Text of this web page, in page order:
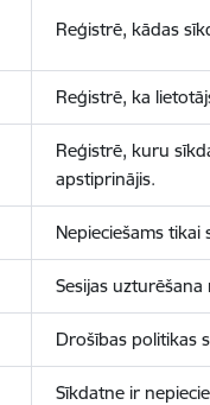
Reģistrē, kādas
Reģistrē, ka
Reģistrē, kuru
apstiprinājis.
Nepieciešams
Sesijas
Drošības politikas
Sīkdatne ir